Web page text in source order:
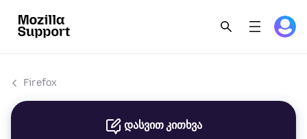
Firefox
დასვით კითხვა